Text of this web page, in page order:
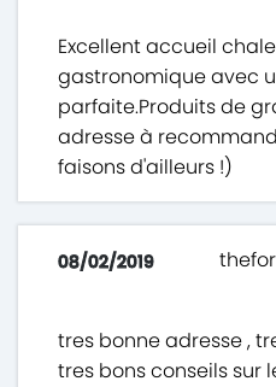
Excellent accueil
gastronomique avec
parfaite.Produits de
adresse à
faisons d'ailleurs !)
08/02/2019
tres bonne adresse ,
tres bons conseils sur